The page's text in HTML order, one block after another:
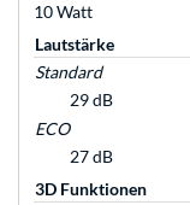
10 Watt
Lautstärke
Standard
29 dB
ECO
27 dB
3D Funktionen